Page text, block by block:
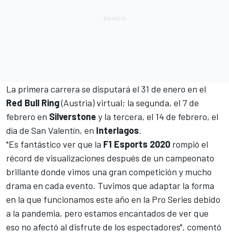
La primera carrera se disputará el 31 de enero en el
Red Bull Ring(Austria) virtual; la segunda, el 7 de
febrero en Silverstone y la tercera, el 14 de febrero, el
día de San Valentín, en Interlagos.
"Es fantástico ver que la F1 Esports 2020 rompió el
récord de visualizaciones después de un campeonato
brillante donde vimos una gran competición y mucho
drama en cada evento. Tuvimos que adaptar la forma
en la que funcionamos este año en la Pro Series debido
a la pandemia, pero estamos encantados de ver que
eso no afectó al disfrute de los espectadores", comentó